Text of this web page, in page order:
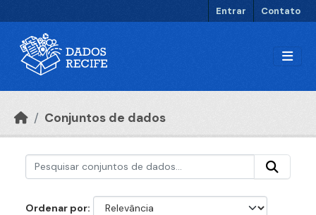
Entrar Contato
Conjuntos de dados
Ordenar por